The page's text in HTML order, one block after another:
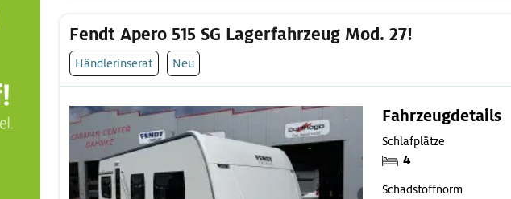
Fendt Apero 515 SG Lagerfahrzeug Mod. 27!
Händlerinserat Neu
Fahrzeugdetails
Schlafplätze
4
Schadstoffnorm